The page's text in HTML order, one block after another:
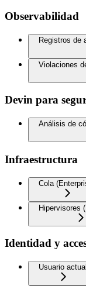
Observabilidad
Registros de
Violaciones
Devin para
Análisis de
Infraestructura
Cola
Hipervisores
Identidad y
Usuario actual